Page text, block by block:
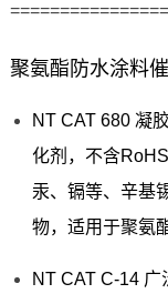
聚氨酯防水涂料
NT CAT 680 凝
化剂，不含
汞、镉等、辛基
物，适用于聚氨
NT CAT C-14